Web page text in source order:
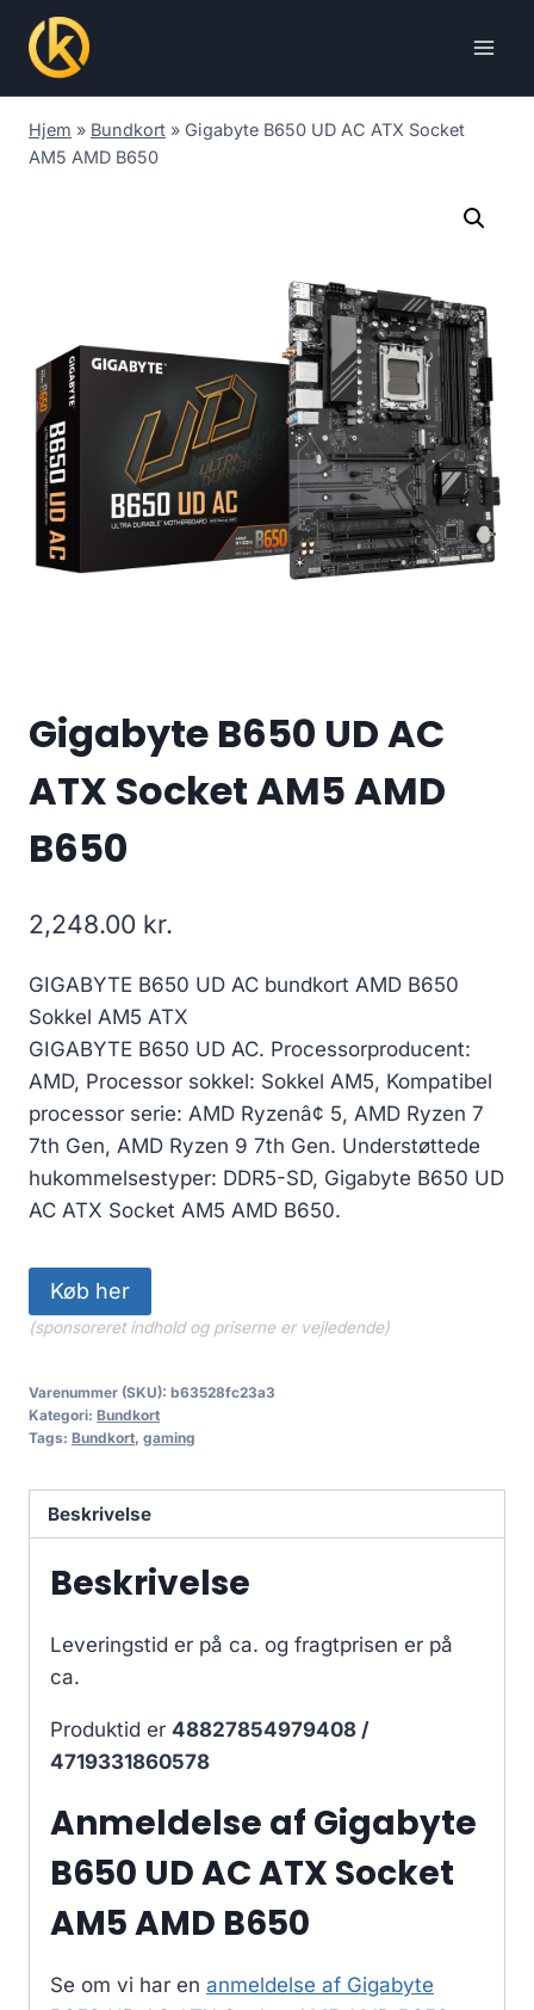
content
Hjem » Bundkort » Gigabyte B650 UD AC ATX Socket
AM5 AMD B650
Gigabyte B650 UD AC
ATX Socket AM5 AMD
B650
2,248.00 kr.
GIGABYTE B650 UD AC bundkort AMD B650
Sokkel AM5 ATX
GIGABYTE B650 UD AC. Processorproducent:
AMD, Processor sokkel: Sokkel AM5, Kompatibel
processor serie: AMD Ryzenâ¢ 5, AMD Ryzen 7
7th Gen, AMD Ryzen 9 7th Gen. Understøttede
hukommelsestyper: DDR5-SD, Gigabyte B650 UD
AC ATX Socket AM5 AMD B650.
Køb her
(sponsoreret indhold og priserne er vejledende)
Varenummer (SKU): b63528fc23a3
Kategori: Bundkort
Tags: Bundkort, gaming
Beskrivelse
Beskrivelse
Leveringstid er på ca. og fragtprisen er på
ca.
Produktid er 48827854979408 /
4719331860578
Anmeldelse af Gigabyte
B650 UD AC ATX Socket
AM5 AMD B650
Se om vi har en anmeldelse af Gigabyte